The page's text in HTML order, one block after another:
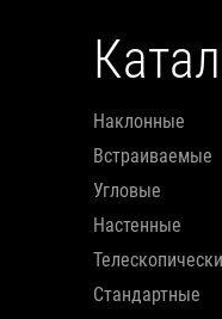
наклонные
встраиваемые
угловые
настенные
стандартные